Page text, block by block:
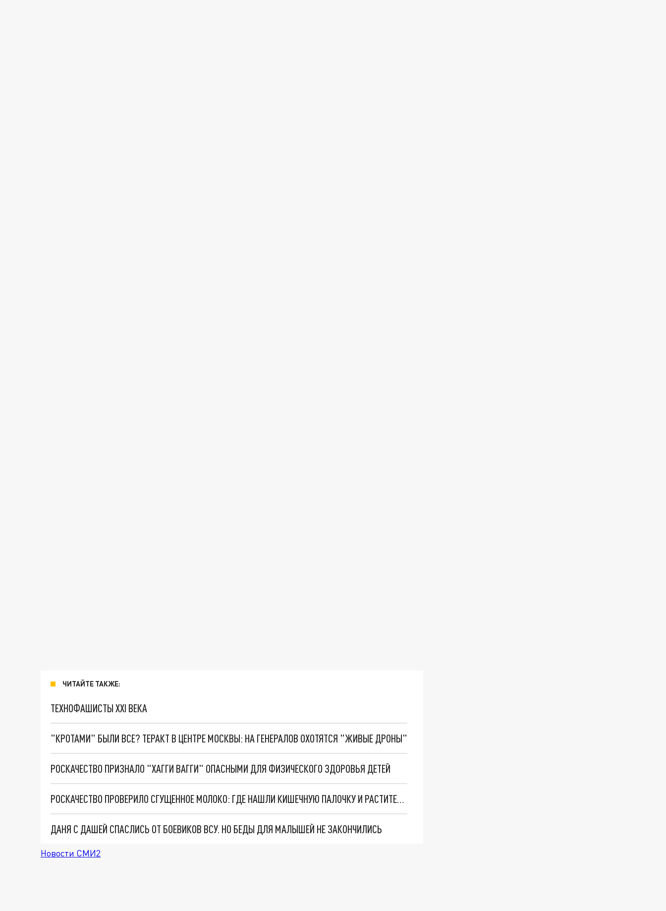
ЧИТАЙТЕ ТАКЖЕ:
ТЕХНОФАШИСТЫ XXI ВЕКА
"КРОТАМИ" БЫЛИ ВСЕ? ТЕРАКТ В ЦЕНТРЕ МОСКВЫ: НА ГЕНЕРАЛОВ ОХОТЯТСЯ "ЖИВЫЕ ДРОНЫ"
РОСКАЧЕСТВО ПРИЗНАЛО "ХАГГИ ВАГГИ" ОПАСНЫМИ ДЛЯ ФИЗИЧЕСКОГО ЗДОРОВЬЯ ДЕТЕЙ
РОСКАЧЕСТВО ПРОВЕРИЛО СГУЩЕННОЕ МОЛОКО: ГДЕ НАШЛИ КИШЕЧНУЮ ПАЛОЧКУ И РАСТИТЕЛЬНЫЙ ЖИР
ДАНЯ С ДАШЕЙ СПАСЛИСЬ ОТ БОЕВИКОВ ВСУ. НО БЕДЫ ДЛЯ МАЛЫШЕЙ НЕ ЗАКОНЧИЛИСЬ
Новости СМИ2